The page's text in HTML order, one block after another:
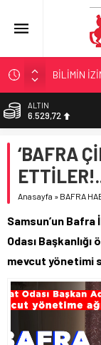
BİLİMİN
TIR’A
FECİ SON!
SAMSUN
ALTIN
6.529,72
13.703,13
47,5844
55,1152
‘BAFRA
Anasayfa » BAFRA
Samsun’un Bafra
Odası Başkanlığı
mevcut yönetimi